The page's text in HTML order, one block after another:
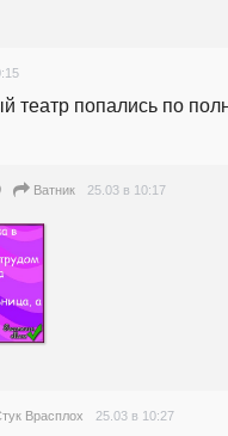
театр попались по
Ватник 25.03 в 10:17
Врасплох 25.03 в 10:27